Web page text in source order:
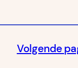
Volgende